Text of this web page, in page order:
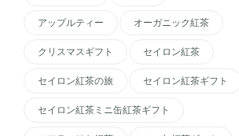
アップルティー オーガニック紅茶
クリスマスギフト セイロン紅茶
セイロン紅茶の旅 セイロン紅茶ギフト
セイロン紅茶ミニ缶紅茶ギフト